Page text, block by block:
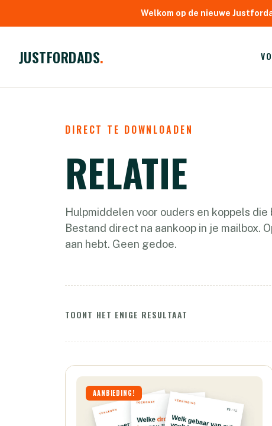
Welkom op de nieuwe
JUSTFORDADS.
DIRECT TE DOWNLOADEN
RELATIE
Hulpmiddelen voor ouders en koppels
Bestand direct na aankoop in je mailbox.
aan hebt. Geen gedoe.
TOONT HET ENIGE RESULTAAT
AANBIEDING!